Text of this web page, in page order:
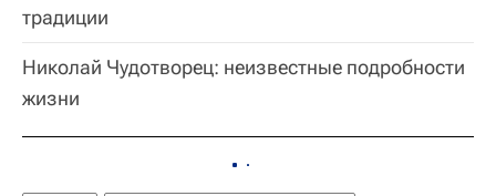
традиции
Николай Чудотворец: неизвестные подробности
жизни